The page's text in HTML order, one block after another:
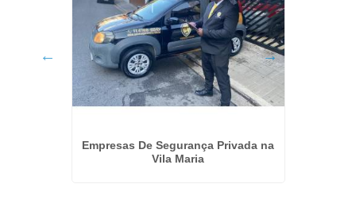
Empresas De Segurança Privada na
Vila Maria